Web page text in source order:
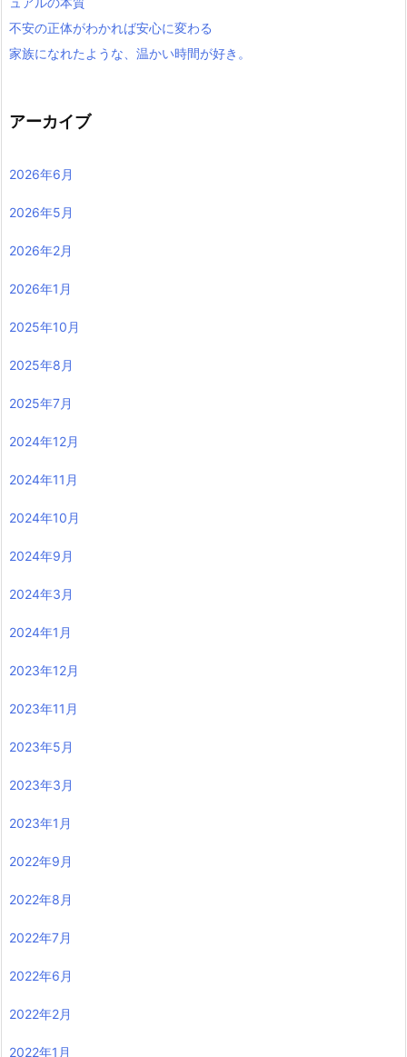
不安の正体がわかれば安心に変わる
家族になれたような、温かい時間が好き。
アーカイブ
2026年6月
2026年5月
2026年2月
2026年1月
2025年10月
2025年8月
2025年7月
2024年12月
2024年11月
2024年10月
2024年9月
2024年3月
2024年1月
2023年12月
2023年11月
2023年5月
2023年3月
2023年1月
2022年9月
2022年8月
2022年7月
2022年6月
2022年2月
2022年1月